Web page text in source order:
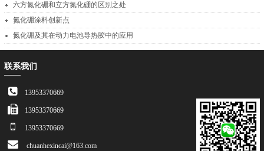
六方氮化硼和立方氮化硼的区别之处
氮化硼涂料创新点
氮化硼及其在动力电池导热胶中的应用
联系我们
13953370669
13953370669
13953370669
chuanhexincai@163.com